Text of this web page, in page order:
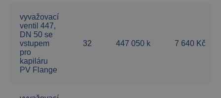
vyvažovací
ventil 447,
DN 50 se
vstupem
pro
kapiláru
PV Flange
32 447 050 k 7 640 Kč